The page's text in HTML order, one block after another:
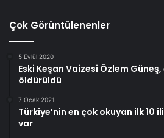
Çok Görüntülenenler
5 Eylül 2020
Eski Keşan Vaizesi Özlem
öldürüldü
7 Ocak 2021
Türkiye’nin en çok okuyan ilk 10
var